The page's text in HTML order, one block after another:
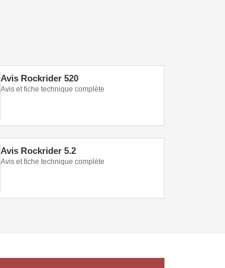
Avis Rockrider 520
Avis et fiche technique complète
Avis Rockrider 5.2
Avis et fiche technique complète